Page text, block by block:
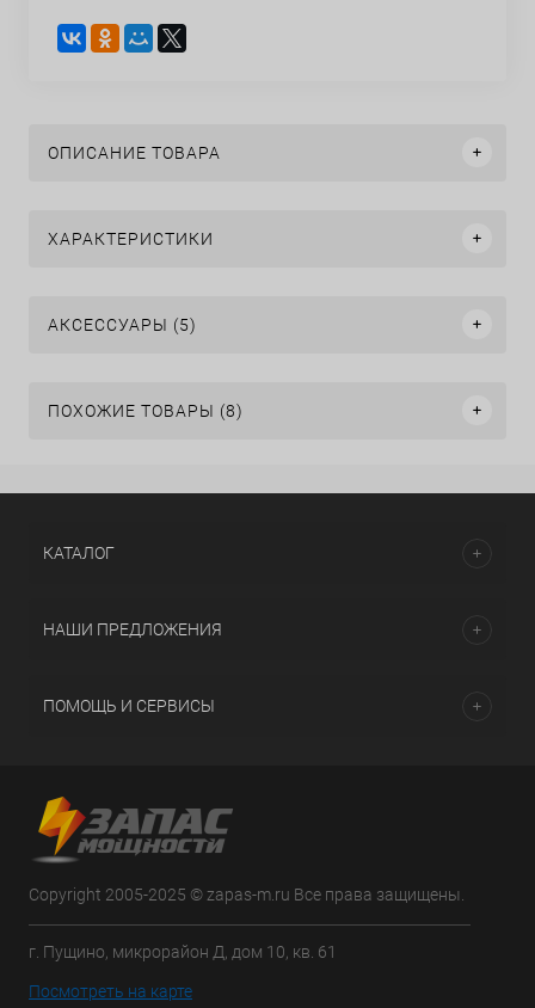
ОПИСАНИЕ ТОВАРА
ХАРАКТЕРИСТИКИ
АКСЕССУАРЫ (5)
ПОХОЖИЕ ТОВАРЫ (8)
КАТАЛОГ
НАШИ ПРЕДЛОЖЕНИЯ
ПОМОЩЬ И СЕРВИСЫ
Copyright 2005-2025 © zapas-m.ru Все права защищены.
г. Пущино, микрорайон Д, дом 10, кв. 61
Посмотреть на карте